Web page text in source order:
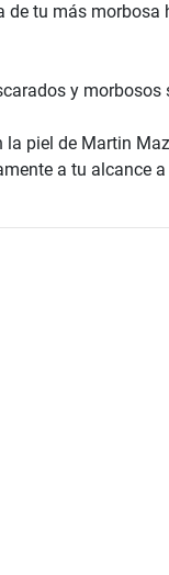
de tu más
y morbosos
la piel de Martin
a tu alcance